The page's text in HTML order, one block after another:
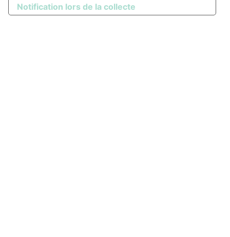
Notification lors de la collecte